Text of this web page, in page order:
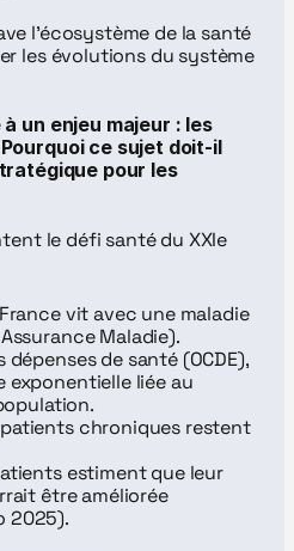
l’écosystème de la santé
les évolutions du système
un enjeu majeur : les
ce sujet doit-il
pour les
le défi santé du XXIe
vit avec une maladie
Maladie).
dépenses de santé (OCDE),
exponentielle liée au
chroniques restent
estiment que leur
être améliorée
2025).